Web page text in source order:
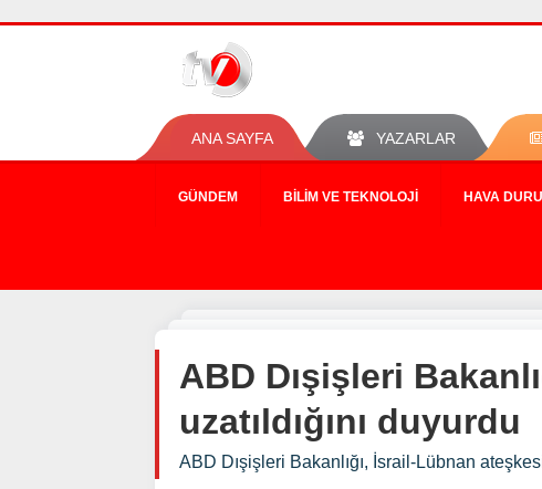
ANA SAYFA YAZARLAR
GÜNDEM BILIM VE TEKNOLOJI HAVA
ABD Dışişleri
uzatıldığını duyurdu
ABD Dışişleri Bakanlığı, İsrail-Lübnan